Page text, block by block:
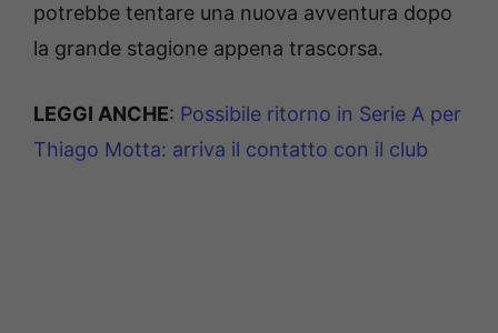
potrebbe tentare una nuova avventura dopo
la grande stagione appena trascorsa.
LEGGI ANCHE: Possibile ritorno in Serie A per
Thiago Motta: arriva il contatto con il club